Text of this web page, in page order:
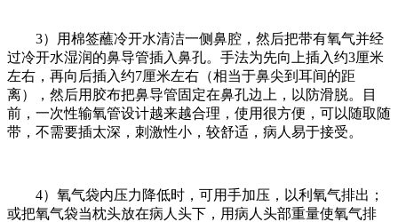
3）用棉签蘸冷开水清洁一侧鼻腔，然后把带有氧气并经
过冷开水湿润的鼻导管插入鼻孔。手法为先向上插入约3厘米
左右，再向后插入约7厘米左右（相当于鼻尖到耳间的距
离），然后用胶布把鼻导管固定在鼻孔边上，以防滑脱。目
前，一次性输氧管设计越来越合理，使用很方便，可以随取随
带，不需要插太深，刺激性小，较舒适，病人易于接受。
4）氧气袋内压力降低时，可用手加压，以利氧气排出；
或把氧气袋当枕头放在病人头下，用病人头部重量使氧气排